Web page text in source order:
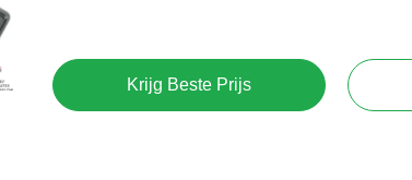
Krijg Beste Prijs